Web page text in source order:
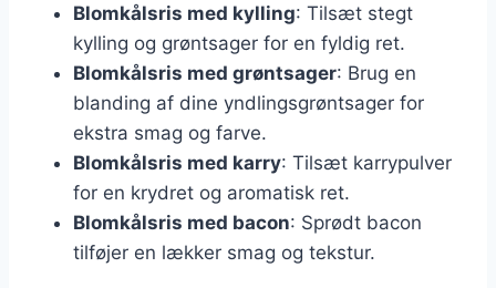
Blomkålsris med kylling: Tilsæt stegt
kylling og grøntsager for en fyldig ret.
Blomkålsris med grøntsager: Brug en
blanding af dine yndlingsgrøntsager for
ekstra smag og farve.
Blomkålsris med karry: Tilsæt karrypulver
for en krydret og aromatisk ret.
Blomkålsris med bacon: Sprødt bacon
tilføjer en lækker smag og tekstur.